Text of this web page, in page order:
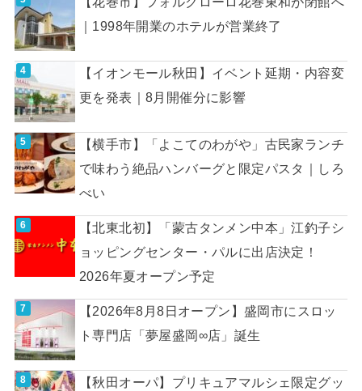
｜1998年開業のホテルが営業終了
【イオンモール秋田】イベント延期・内容変
更を発表｜8月開催分に影響
【横手市】「よこてのわがや」古民家ランチ
で味わう絶品ハンバーグと限定パスタ｜しろ
べい
【北東北初】「蒙古タンメン中本」江釣子シ
ョッピングセンター・パルに出店決定！
2026年夏オープン予定
【2026年8月8日オープン】盛岡市にスロッ
ト専門店「夢屋盛岡∞店」誕生
【秋田オーパ】プリキュアマルシェ限定グッ